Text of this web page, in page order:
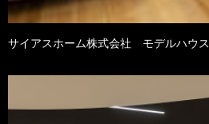
サイアスホーム株式会社 モデルハウス